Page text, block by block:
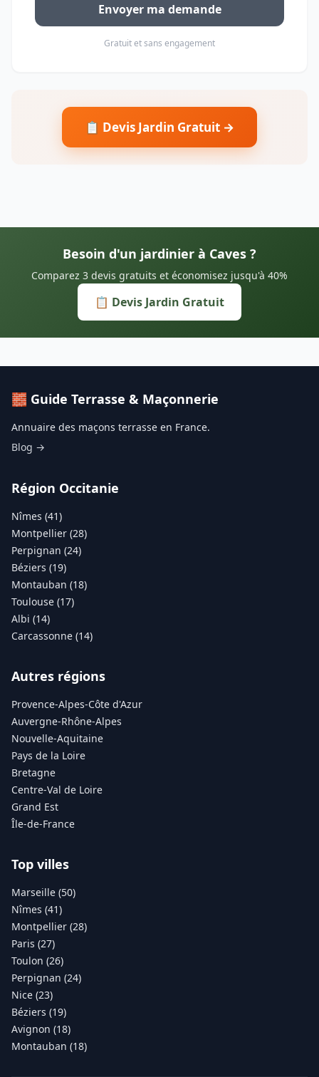
Envoyer ma demande
Gratuit et sans engagement
📋 Devis Jardin Gratuit →
Besoin d'un jardinier à Caves ?
Comparez 3 devis gratuits et économisez jusqu'à 40%
📋 Devis Jardin Gratuit
🧱 Guide Terrasse & Maçonnerie
Annuaire des maçons terrasse en France.
Blog →
Région Occitanie
Nîmes (41)
Montpellier (28)
Perpignan (24)
Béziers (19)
Montauban (18)
Toulouse (17)
Albi (14)
Carcassonne (14)
Autres régions
Provence-Alpes-Côte d'Azur
Auvergne-Rhône-Alpes
Nouvelle-Aquitaine
Pays de la Loire
Bretagne
Centre-Val de Loire
Grand Est
Île-de-France
Top villes
Marseille (50)
Nîmes (41)
Montpellier (28)
Paris (27)
Toulon (26)
Perpignan (24)
Nice (23)
Béziers (19)
Avignon (18)
Montauban (18)